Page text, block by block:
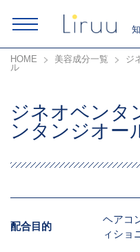
HOME 美容成分一覧
ジ
ル
ジネオベンタ
ンタンジオー
配合目的
ヘアコ
ィショ